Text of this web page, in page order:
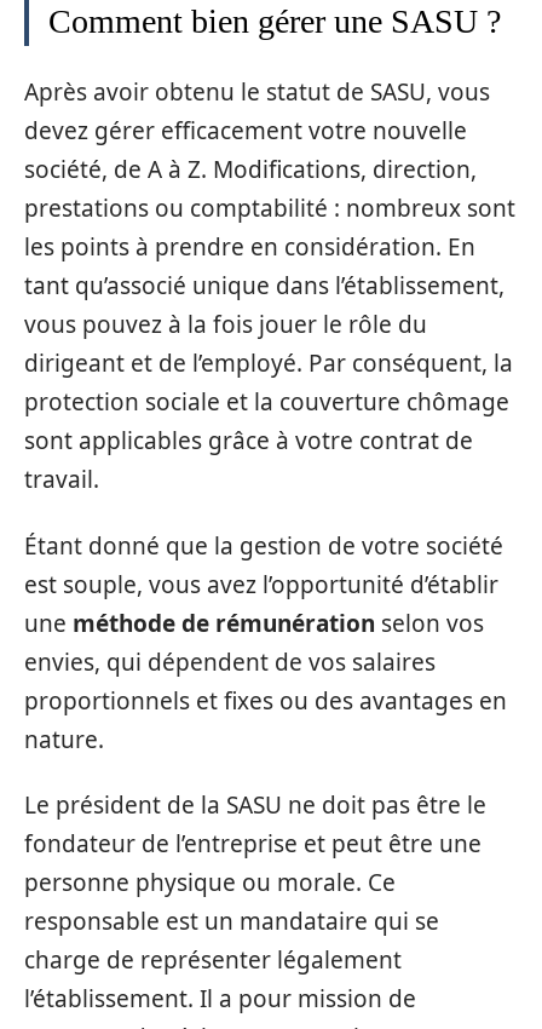
Comment bien gérer une SASU ?
Après avoir obtenu le statut de SASU, vous
devez gérer efficacement votre nouvelle
société, de A à Z. Modifications, direction,
prestations ou comptabilité : nombreux sont
les points à prendre en considération. En
tant qu’associé unique dans l’établissement,
vous pouvez à la fois jouer le rôle du
dirigeant et de l’employé. Par conséquent, la
protection sociale et la couverture chômage
sont applicables grâce à votre contrat de
travail.
Étant donné que la gestion de votre société
est souple, vous avez l’opportunité d’établir
une méthode de rémunération selon vos
envies, qui dépendent de vos salaires
proportionnels et fixes ou des avantages en
nature.
Le président de la SASU ne doit pas être le
fondateur de l’entreprise et peut être une
personne physique ou morale. Ce
responsable est un mandataire qui se
charge de représenter légalement
l’établissement. Il a pour mission de